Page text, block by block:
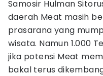
Samosir Hulman
daerah Meat masih
prasarana yang
wisata. Namun 1.000
jika potensi Meat
bakal terus